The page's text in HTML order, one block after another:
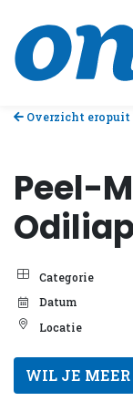
Overzicht eropuit
Peel-
Categorie
Datum
Locatie
WIL JE